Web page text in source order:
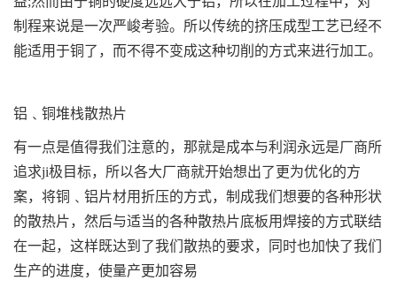
制程来说是一次严峻考验。所以传统的挤压成型工艺已经不
能适用于铜了，而不得不变成这种切削的方式来进行加工。
铝﹑铜堆栈散热片
有一点是值得我们注意的，那就是成本与利润永远是厂商所
追求ji极目标，所以各大厂商就开始想出了更为优化的方
案，将铜﹑铝片材用折压的方式，制成我们想要的各种形状
的散热片，然后与适当的各种散热片底板用焊接的方式联结
在一起，这样既达到了我们散热的要求，同时也加快了我们
生产的进度，使量产更加容易